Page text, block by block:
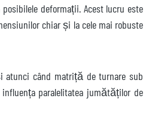
deformații. Acest lucru este
chiar și la cele mai robuste
atunci când matriță de turnare sub
paralelitatea jumătăților de